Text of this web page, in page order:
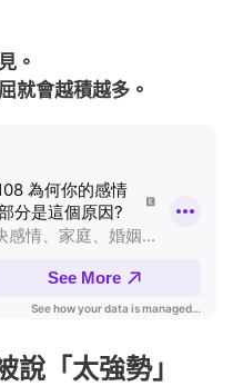
。
就會越積越多。
說「太強勢」